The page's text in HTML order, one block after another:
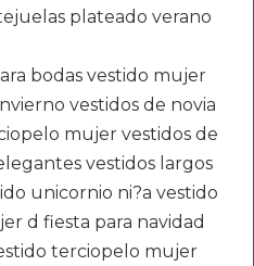
plateado verano
bodas vestido mujer
vestidos de novia
mujer vestidos de
vestidos largos
unicornio ni?a vestido
d fiesta para navidad
terciopelo mujer